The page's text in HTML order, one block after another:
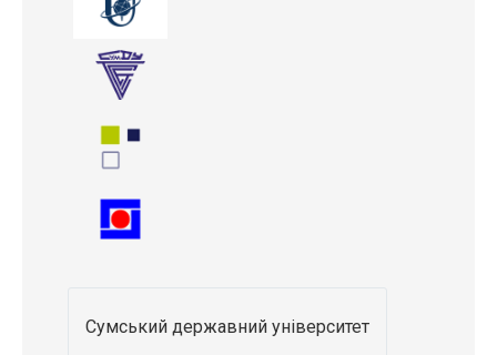
Сумський державний університет